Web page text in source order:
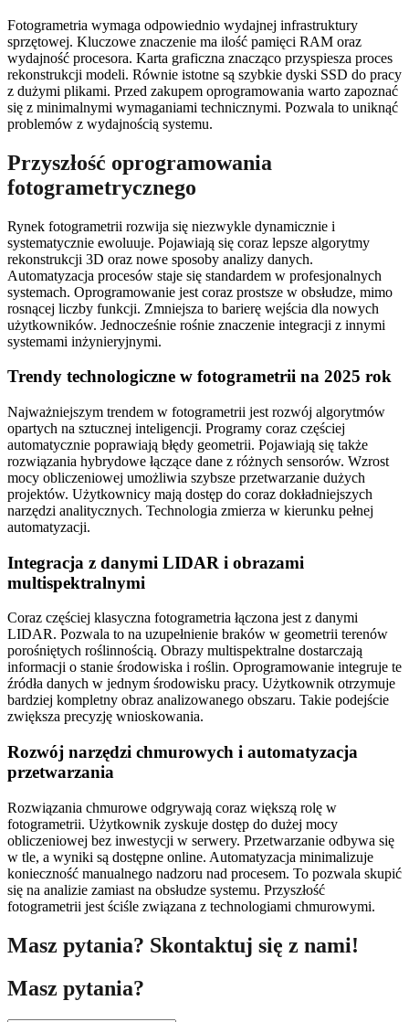
Fotogrametria wymaga odpowiednio wydajnej infrastruktury
sprzętowej. Kluczowe znaczenie ma ilość pamięci RAM oraz
wydajność procesora. Karta graficzna znacząco przyspiesza proces
rekonstrukcji modeli. Równie istotne są szybkie dyski SSD do pracy
z dużymi plikami. Przed zakupem oprogramowania warto zapoznać
się z minimalnymi wymaganiami technicznymi. Pozwala to uniknąć
problemów z wydajnością systemu.
Przyszłość oprogramowania
fotogrametrycznego
Rynek fotogrametrii rozwija się niezwykle dynamicznie i
systematycznie ewoluuje. Pojawiają się coraz lepsze algorytmy
rekonstrukcji 3D oraz nowe sposoby analizy danych.
Automatyzacja procesów staje się standardem w profesjonalnych
systemach. Oprogramowanie jest coraz prostsze w obsłudze, mimo
rosnącej liczby funkcji. Zmniejsza to barierę wejścia dla nowych
użytkowników. Jednocześnie rośnie znaczenie integracji z innymi
systemami inżynieryjnymi.
Trendy technologiczne w fotogrametrii na 2025 rok
Najważniejszym trendem w fotogrametrii jest rozwój algorytmów
opartych na sztucznej inteligencji. Programy coraz częściej
automatycznie poprawiają błędy geometrii. Pojawiają się także
rozwiązania hybrydowe łączące dane z różnych sensorów. Wzrost
mocy obliczeniowej umożliwia szybsze przetwarzanie dużych
projektów. Użytkownicy mają dostęp do coraz dokładniejszych
narzędzi analitycznych. Technologia zmierza w kierunku pełnej
automatyzacji.
Integracja z danymi LIDAR i obrazami
multispektralnymi
Coraz częściej klasyczna fotogrametria łączona jest z danymi
LIDAR. Pozwala to na uzupełnienie braków w geometrii terenów
porośniętych roślinnością. Obrazy multispektralne dostarczają
informacji o stanie środowiska i roślin. Oprogramowanie integruje te
źródła danych w jednym środowisku pracy. Użytkownik otrzymuje
bardziej kompletny obraz analizowanego obszaru. Takie podejście
zwiększa precyzję wnioskowania.
Rozwój narzędzi chmurowych i automatyzacja
przetwarzania
Rozwiązania chmurowe odgrywają coraz większą rolę w
fotogrametrii. Użytkownik zyskuje dostęp do dużej mocy
obliczeniowej bez inwestycji w serwery. Przetwarzanie odbywa się
w tle, a wyniki są dostępne online. Automatyzacja minimalizuje
konieczność manualnego nadzoru nad procesem. To pozwala skupić
się na analizie zamiast na obsłudze systemu. Przyszłość
fotogrametrii jest ściśle związana z technologiami chmurowymi.
Masz pytania? Skontaktuj się z nami!
Masz pytania?